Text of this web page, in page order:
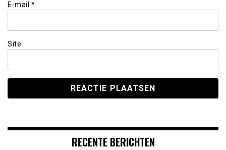
E-mail *
Site
RECENTE BERICHTEN